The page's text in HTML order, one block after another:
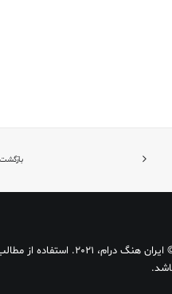
هنگ
© ایران هنگ درام،